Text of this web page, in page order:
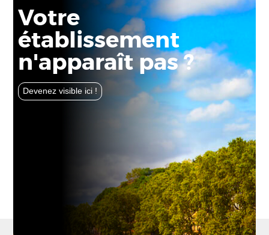
Votre
établissement
n'apparaît pas ?
Devenez visible ici !